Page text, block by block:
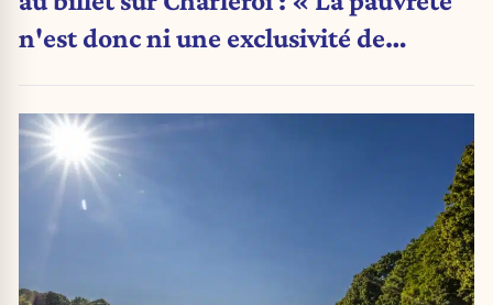
n'est donc ni une exclusivité de